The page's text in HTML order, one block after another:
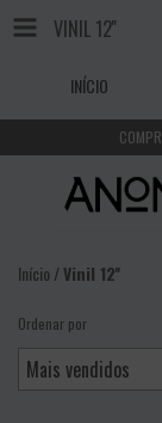
VINIL 12''
INÍCIO
Início /Vinil 12''
Ordenar por